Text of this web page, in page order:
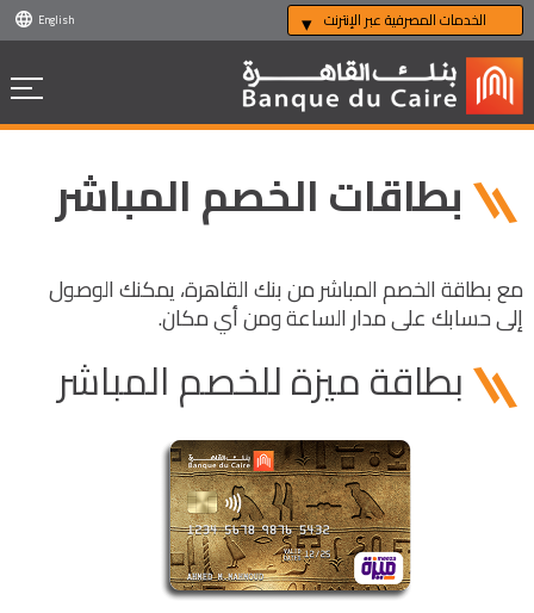
English الخدمات المصرفية عبر الإنترنت
بطاقات الخصم المباشر
مع بطاقة الخصم المباشر من بنك القاهرة، يمكنك الوصول
إلى حسابك على مدار الساعة ومن أي مكان.
بطاقة ميزة للخصم المباشر